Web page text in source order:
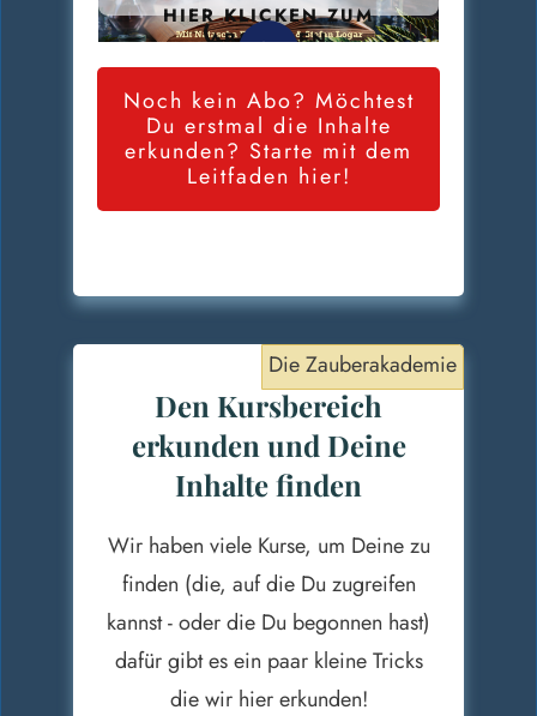
HIER KLICKEN ZUM
ABSPIELEN
Noch kein Abo? Möchtest
Du erstmal die Inhalte
erkunden? Starte mit dem
Leitfaden hier!
Die Zauberakademie
Den Kursbereich
erkunden und Deine
Inhalte finden
Wir haben viele Kurse, um Deine zu
finden (die, auf die Du zugreifen
kannst - oder die Du begonnen hast)
dafür gibt es ein paar kleine Tricks
die wir hier erkunden!